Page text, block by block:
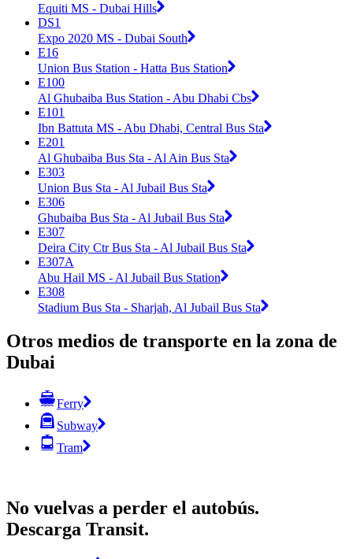
Equiti MS - Dubai Hills
DS1
Expo 2020 MS - Dubai South
E16
Union Bus Station - Hatta Bus Station
E100
Al Ghubaiba Bus Station - Abu Dhabi Cbs
E101
Ibn Battuta MS - Abu Dhabi, Central Bus Sta
E201
Al Ghubaiba Bus Sta - Al Ain Bus Sta
E303
Union Bus Sta - Al Jubail Bus Sta
E306
Ghubaiba Bus Sta - Al Jubail Bus Sta
E307
Deira City Ctr Bus Sta - Al Jubail Bus Sta
E307A
Abu Hail MS - Al Jubail Bus Station
E308
Stadium Bus Sta - Sharjah, Al Jubail Bus Sta
Otros medios de transporte en la zona de
Dubai
Ferry
Subway
Tram
No vuelvas a perder el autobús.
Descarga Transit.